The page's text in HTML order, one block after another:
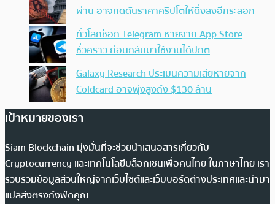
ผ่าน อาจกดดันราคาคริปโตให้ดิ่งลงอีกระลอก
ทั่วโลกช็อก Telegram หายจาก App Store
ชั่วคราว ก่อนกลับมาใช้งานได้ปกติ
Galaxy Research ประเมินความเสียหายจาก
Coldcard อาจพุ่งสูงถึง $130 ล้าน
เป้าหมายของเรา
Siam Blockchain มุ่งมั่นที่จะช่วยนำเสนอสารเกี่ยวกับ
Cryptocurrency และเทคโนโลยีบล็อกเชนเพื่อคนไทย ในภาษาไทย เรา
รวบรวมข้อมูลส่วนใหญ่จากเว็บไซต์และเว็บบอร์ดต่างประเทศและนำมา
แปลส่งตรงถึงฟีดคุณ